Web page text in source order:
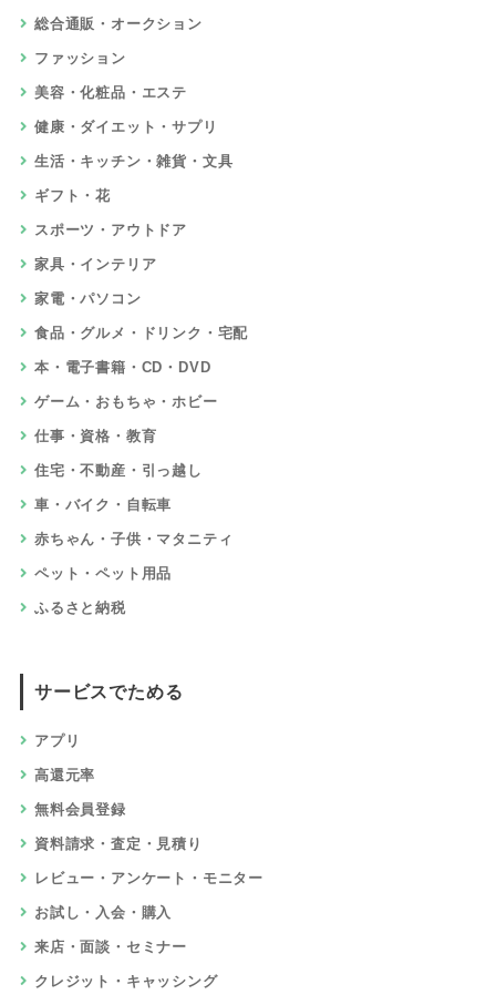
総合通販・オークション
ファッション
美容・化粧品・エステ
健康・ダイエット・サプリ
生活・キッチン・雑貨・文具
ギフト・花
スポーツ・アウトドア
家具・インテリア
家電・パソコン
食品・グルメ・ドリンク・宅配
本・電子書籍・CD・DVD
ゲーム・おもちゃ・ホビー
仕事・資格・教育
住宅・不動産・引っ越し
車・バイク・自転車
赤ちゃん・子供・マタニティ
ペット・ペット用品
ふるさと納税
サービスでためる
アプリ
高還元率
無料会員登録
資料請求・査定・見積り
レビュー・アンケート・モニター
お試し・入会・購入
来店・面談・セミナー
クレジット・キャッシング